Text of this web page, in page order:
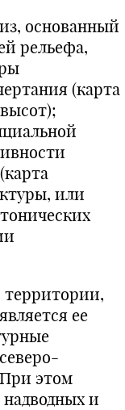
основанный
рельефа,
(карта
или
территории,
ее
При этом
и